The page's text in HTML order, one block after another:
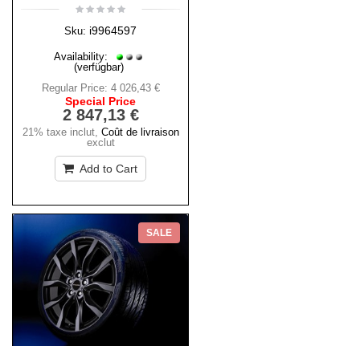
Sku: i9964597
Availability:
(verfügbar)
Regular Price: 4 026,43 €
Special Price
2 847,13 €
21% taxe inclut, Coût de livraison
exclut
Add to Cart
SALE